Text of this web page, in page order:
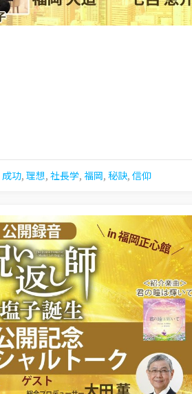
成功, 理想, 社長学, 福岡, 秘訣, 信仰